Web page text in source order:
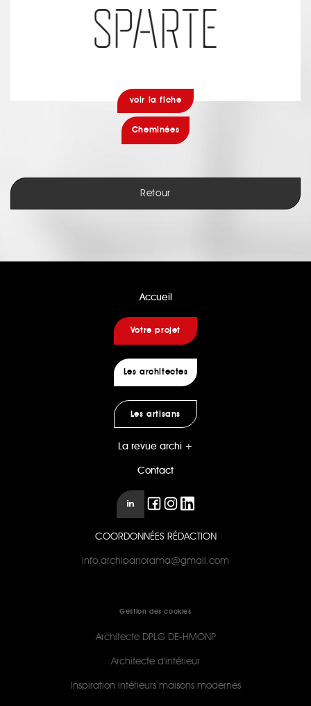
voir la fiche
Cheminées
Retour
Accueil
Votre projet
Les architectes
Les artisans
La revue archi +
Contact
COORDONNÉES RÉDACTION
info.archipanorama@gmail.com
Gestion des cookies
Architecte DPLG DE-HMONP
Architecte d'intérieur
Inspiration intérieurs maisons modernes